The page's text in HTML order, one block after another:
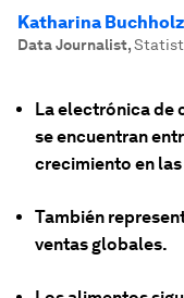
Katharina Buchholz
Data Journalist,
La electrónica de
se encuentran
crecimiento en
También
ventas globales.